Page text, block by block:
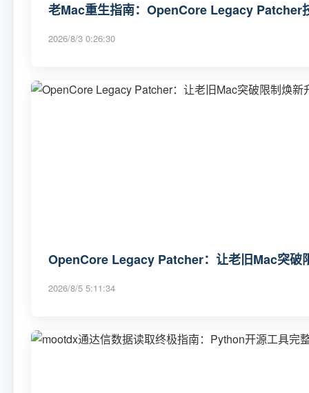
老Mac重生指南：OpenCore Legacy Patcher
2026/8/3 0:26:30
OpenCore Legacy Patcher：让老旧Mac突破
2026/8/5 5:11:34